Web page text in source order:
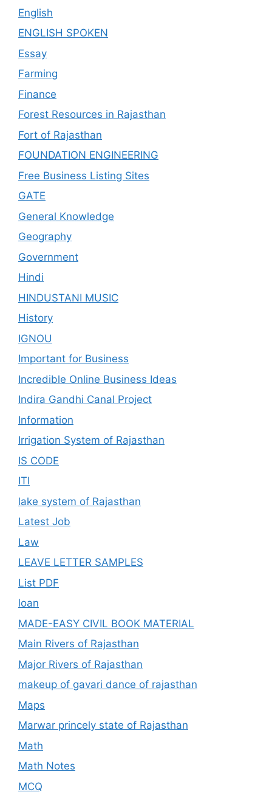
English
ENGLISH SPOKEN
Essay
Farming
Finance
Forest Resources in Rajasthan
Fort of Rajasthan
FOUNDATION ENGINEERING
Free Business Listing Sites
GATE
General Knowledge
Geography
Government
Hindi
HINDUSTANI MUSIC
History
IGNOU
Important for Business
Incredible Online Business Ideas
Indira Gandhi Canal Project
Information
Irrigation System of Rajasthan
IS CODE
ITI
lake system of Rajasthan
Latest Job
Law
LEAVE LETTER SAMPLES
List PDF
loan
MADE-EASY CIVIL BOOK MATERIAL
Main Rivers of Rajasthan
Major Rivers of Rajasthan
makeup of gavari dance of rajasthan
Maps
Marwar princely state of Rajasthan
Math
Math Notes
MCQ